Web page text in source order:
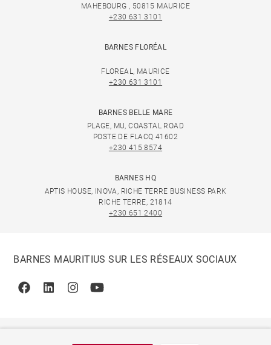
MAHEBOURG , 50815 MAURICE
+230 631 3101
BARNES FLORÉAL
FLOREAL, MAURICE
+230 631 3101
BARNES BELLE MARE
PLAGE, MU, COASTAL ROAD
POSTE DE FLACQ 41602
+230 415 8574
BARNES HQ
APTIS HOUSE, INOVA, RICHE TERRE BUSINESS PARK
RICHE TERRE, 21814
+230 651 2400
BARNES MAURITIUS SUR LES RÉSEAUX SOCIAUX
FacebookLinkedinInstagramYoutube